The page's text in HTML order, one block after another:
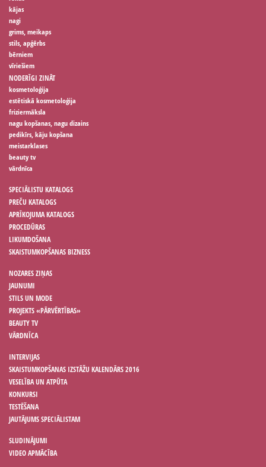
kājas
nagi
grims, meikaps
stils, apģērbs
bērniem
vīriešiem
NODERĪGI ZINĀT
kosmetoloģija
estētiskā kosmetoloģija
friziermāksla
nagu kopšanas, nagu dizains
pedikīrs, kāju kopšana
meistarklases
beauty tv
vārdnīca
SPECIĀLISTU KATALOGS
PREČU KATALOGS
APRĪKOJUMA KATALOGS
PROCEDŪRAS
LIKUMDOŠANA
SKAISTUMKOPŠANAS BIZNESS
NOZARES ZIŅAS
JAUNUMI
STILS UN MODE
PROJEKTS «PĀRVĒRTĪBAS»
BEAUTY TV
VĀRDNĪCA
INTERVIJAS
SKAISTUMKOPŠANAS IZSTĀŽU KALENDĀRS 2016
VESELĪBA UN ATPŪTA
KONKURSI
TESTĒŠANA
JAUTĀJUMS SPECIĀLISTAM
SLUDINĀJUMI
VIDEO APMĀCĪBA